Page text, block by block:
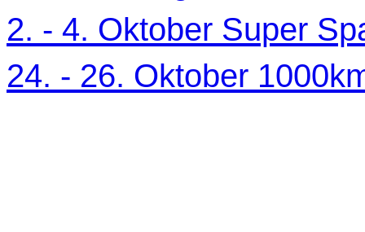
2. - 4. Oktober Super
24. - 26. Oktober